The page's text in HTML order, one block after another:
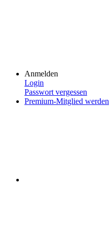
Anmelden
Login
Passwort vergessen
Premium-Mitglied werden